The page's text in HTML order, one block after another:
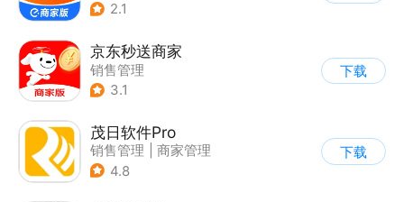
2.1
京东秒送商家
销售管理
3.1
下载
茂日软件Pro
销售管理
商家管理
4.8
下载